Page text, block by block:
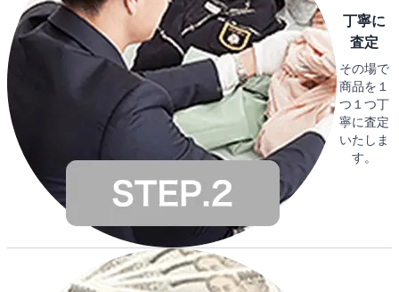
丁寧に
査定
その場で
商品を１
つ１つ丁
寧に査定
いたしま
す。